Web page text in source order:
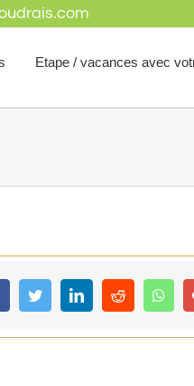
Etape / vacances avec